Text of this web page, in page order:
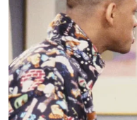
ल
क्रि
के
ट